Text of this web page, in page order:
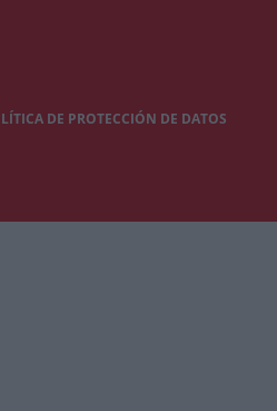
DE PROTECCIÓN DE DATOS